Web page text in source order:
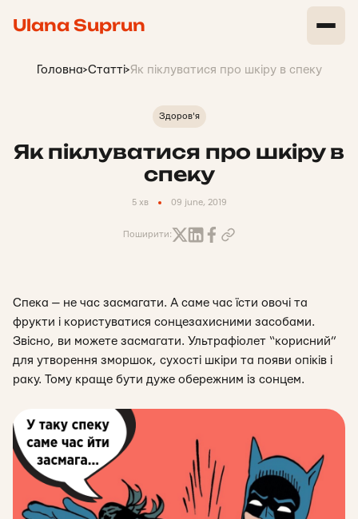
Ulana Suprun
Головна>Статті>Як піклуватися про шкіру в спеку
Здоров'я
Як піклуватися про шкіру в
спеку
5 хв 09 june, 2019
Поширити:
Спека — не час засмагати. А саме час їсти овочі та
фрукти і користуватися сонцезахисними засобами.
Звісно, ви можете засмагати. Ультрафіолет “корисний”
для утворення зморшок, сухості шкіри та появи опіків і
раку. Тому краще бути дуже обережним із сонцем.